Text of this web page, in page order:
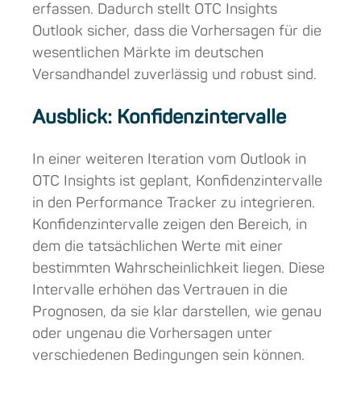
erfassen. Dadurch stellt OTC Insights
Outlook sicher, dass die Vorhersagen für die
wesentlichen Märkte im deutschen
Versandhandel zuverlässig und robust sind.
Ausblick: Konfidenzintervalle
In einer weiteren Iteration vom Outlook in
OTC Insights ist geplant, Konfidenzintervalle
in den Performance Tracker zu integrieren.
Konfidenzintervalle zeigen den Bereich, in
dem die tatsächlichen Werte mit einer
bestimmten Wahrscheinlichkeit liegen. Diese
Intervalle erhöhen das Vertrauen in die
Prognosen, da sie klar darstellen, wie genau
oder ungenau die Vorhersagen unter
verschiedenen Bedingungen sein können.